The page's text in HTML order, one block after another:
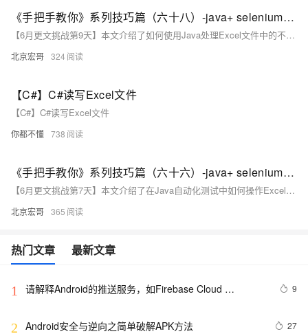
《手把手教你》系列技巧篇（六十八）-java+ selenium自动化测试 - 读写excel文件 - 下篇（详细教程）
【6月更文挑战第9天】本文介绍了如何使用Java处理Excel文件中的不同数据类型，包括日期、数字、布尔值和标签（常规字符串）。文章提供了两个示例，分别使用JXL库和Apache POI库来读取Excel文件。
北京宏哥 324
【C#】C#读写Excel文件
【C#】C#读写Excel文件
你都不懂 738
《手把手教你》系列技巧篇（六十六）-java+ selenium自动化测试 - 读写excel文件 - 上篇（详细教程）
【6月更文挑战第7天】本文介绍了在Java自动化测试中如何操作Excel数据。文章提到了当测试数据存储在Excel文件时，可以使用Apache的POI库来读写Excel。POI提供了对OLE2（.xls）和OOXML（.xlsx）格式的支持，比JXL库功能更全面。文章还详细讲解了如何下载和添加POI库到项目中，以及准备测试用的Excel文件。最后，给出了一个简单的Java代码示例，演示如何读取Excel文件的内容。
北京宏哥 365
热门文章 最新文章
1
请解释Android的推送服务，如Firebase Cloud
9
2 Android安全与逆向之简单破解APK方法 27